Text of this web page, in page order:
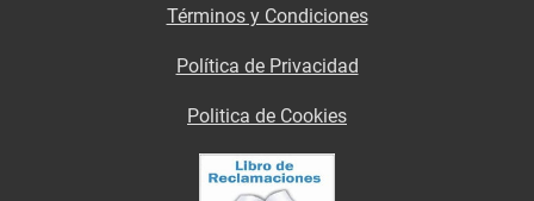
Términos y Condiciones
Política de Privacidad
Politica de Cookies